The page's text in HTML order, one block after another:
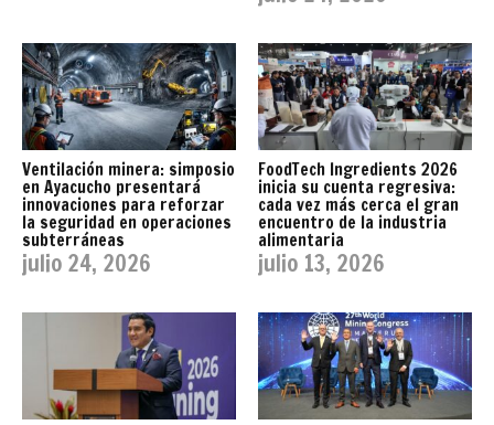
Ventilación minera: simposio
en Ayacucho presentará
innovaciones para reforzar
la seguridad en operaciones
subterráneas
julio 24, 2026
FoodTech Ingredients 2026
inicia su cuenta regresiva:
cada vez más cerca el gran
encuentro de la industria
alimentaria
julio 13, 2026